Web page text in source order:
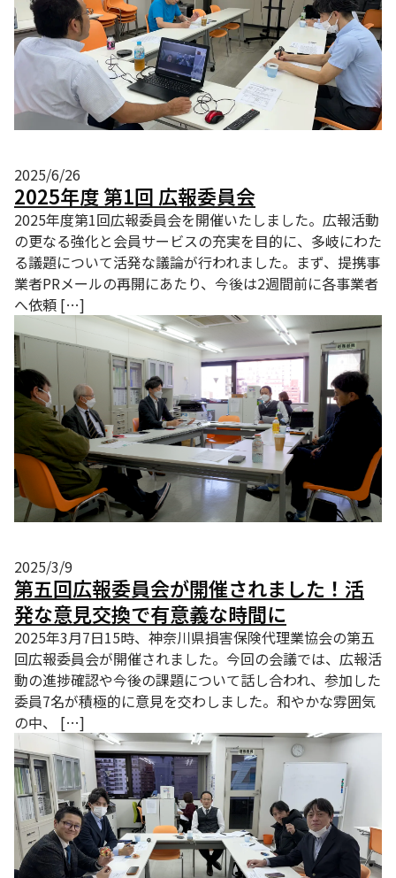
2025/6/26
2025年度 第1回 広報委員会
2025年度第1回広報委員会を開催いたしました。広報活動
の更なる強化と会員サービスの充実を目的に、多岐にわた
る議題について活発な議論が行われました。まず、提携事
業者PRメールの再開にあたり、今後は2週間前に各事業者
へ依頼 […]
2025/3/9
第五回広報委員会が開催されました！活
発な意見交換で有意義な時間に
2025年3月7日15時、神奈川県損害保険代理業協会の第五
回広報委員会が開催されました。今回の会議では、広報活
動の進捗確認や今後の課題について話し合われ、参加した
委員7名が積極的に意見を交わしました。和やかな雰囲気
の中、 […]